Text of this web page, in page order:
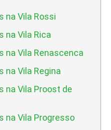
na Vila Rossi
na Vila Rica
na Vila Renascenca
na Vila Regina
na Vila Proost de
na Vila Progresso